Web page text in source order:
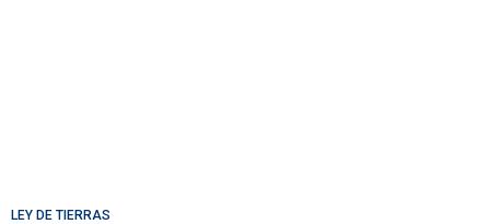
LEY DE TIERRAS